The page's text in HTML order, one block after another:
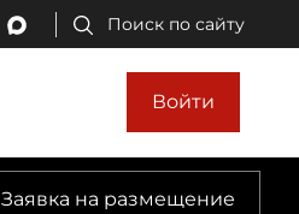
Поиск по сайту
Войти
Заявка на размещение